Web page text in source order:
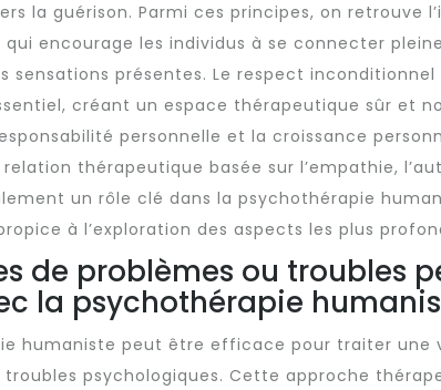
la guérison. Parmi ces principes, on retrouve
encourage les individus à se connecter
sensations présentes. Le respect
créant un espace thérapeutique sûr et
personnelle et la croissance
relation thérapeutique basée sur l’empathie,
un rôle clé dans la psychothérapie
à l’exploration des aspects les plus
de problèmes ou troubles
la psychothérapie
humaniste peut être efficace pour traiter une
psychologiques. Cette approche